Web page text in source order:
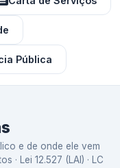
Pública
e de onde ele vem
· Lei 12.527 (LAI) · LC